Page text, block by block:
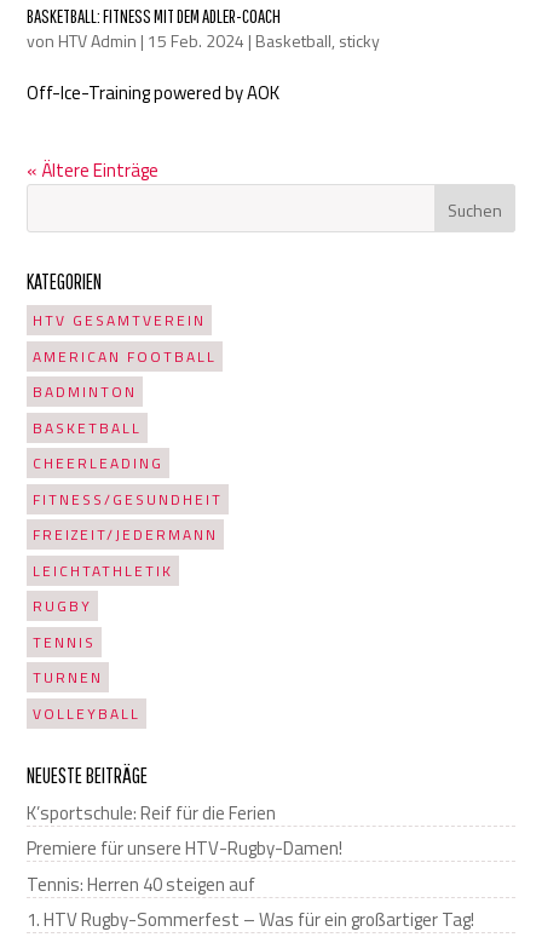
BASKETBALL: FITNESS MIT DEM ADLER-COACH
von HTV Admin | 15 Feb. 2024 | Basketball, sticky
Off-Ice-Training powered by AOK
« Ältere Einträge
KATEGORIEN
HTV GESAMTVEREIN
AMERICAN FOOTBALL
BADMINTON
BASKETBALL
CHEERLEADING
FITNESS/GESUNDHEIT
FREIZEIT/JEDERMANN
LEICHTATHLETIK
RUGBY
TENNIS
TURNEN
VOLLEYBALL
NEUESTE BEITRÄGE
K’sportschule: Reif für die Ferien
Premiere für unsere HTV-Rugby-Damen!
Tennis: Herren 40 steigen auf
1. HTV Rugby-Sommerfest – Was für ein großartiger Tag!